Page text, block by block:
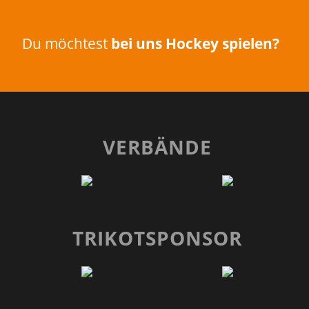
Du möchtest bei uns Hockey spielen?
VERBÄNDE
TRIKOTSPONSOR